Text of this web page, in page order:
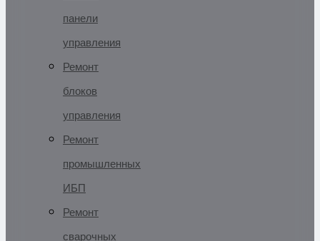
панели
управления
Ремонт
блоков
управления
Ремонт
промышленных
ИБП
Ремонт
сварочных